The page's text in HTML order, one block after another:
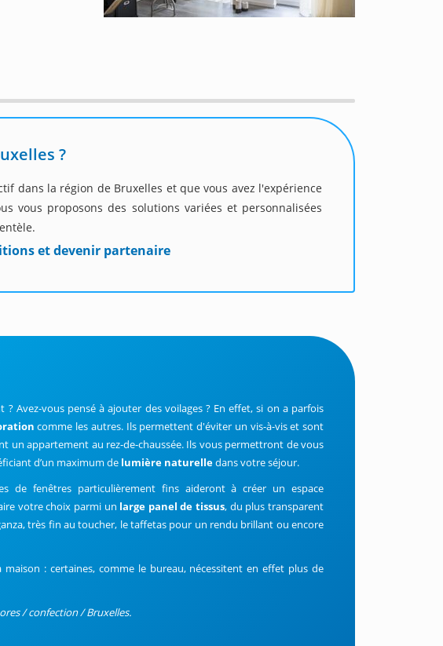
?
dans la région de Bruxelles et que vous avez l'expérience
vous proposons des solutions variées et personnalisées
et devenir partenaire
Avez-vous pensé à ajouter des voilages ? En effet, si on a parfois
comme les autres. Ils permettent d'éviter un vis-à-vis et sont
un appartement au rez-de-chaussée. Ils vous permettront de vous
d’un maximum de lumière naturelledans votre séjour.
de fenêtres particulièrement fins aideront à créer un espace
votre choix parmi un large panel de tissus, du plus transparent
très fin au toucher, le taffetas pour un rendu brillant ou encore
: certaines, comme le bureau, nécessitent en effet plus de
/ confection / Bruxelles.